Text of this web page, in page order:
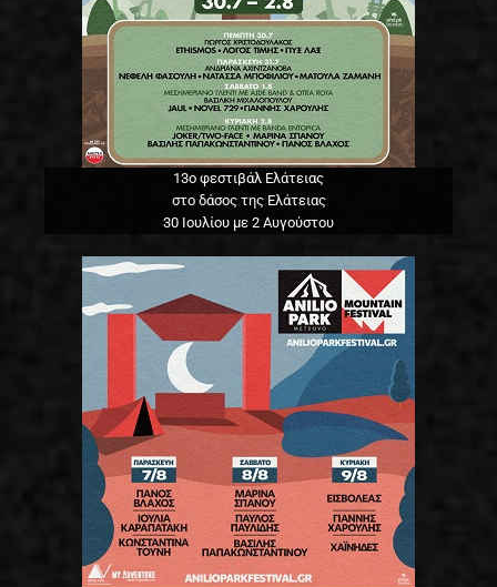
13o φεστιβάλ Ελάτειας
στο δάσος της Ελάτειας
30 Ιουλίου με 2 Αυγούστου